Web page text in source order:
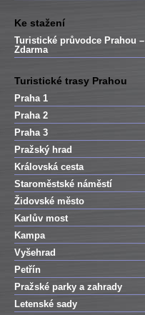
Ke stažení
Turistické průvodce Prahou –
Zdarma
Turistické trasy Prahou
Praha 1
Praha 2
Praha 3
Pražský hrad
Královská cesta
Staroměstské náměstí
Židovské město
Karlův most
Kampa
Vyšehrad
Petřín
Pražské parky a zahrady
Letenské sady